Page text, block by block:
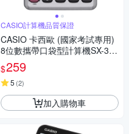
CASIO計算機品質保證
CASIO 卡西歐 (國家考試專用)
8位數攜帶口袋型計算機SX-300
$259
5 (2)
加入購物車